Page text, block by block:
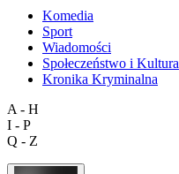
Komedia
Sport
Wiadomości
Społeczeństwo i Kultura
Kronika Kryminalna
A - H
I - P
Q - Z